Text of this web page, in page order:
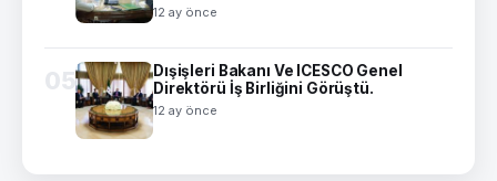
12 ay önce
05
Dışişleri Bakanı Ve ICESCO Genel
Direktörü İş Birliğini Görüştü.
12 ay önce